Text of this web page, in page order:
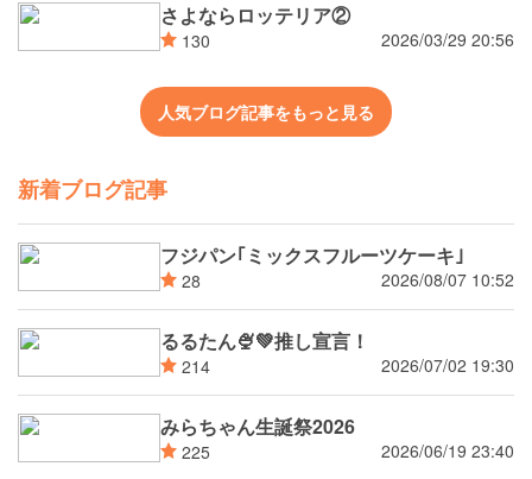
さよならロッテリア②
130 2026/03/29 20:56
人気ブログ記事をもっと見る
新着ブログ記事
フジパン｢ミックスフルーツケーキ｣
28 2026/08/07 10:52
るるたん🍨‪💚推し宣言！
214 2026/07/02 19:30
みらちゃん生誕祭2026
225 2026/06/19 23:40